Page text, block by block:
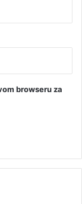
browseru za